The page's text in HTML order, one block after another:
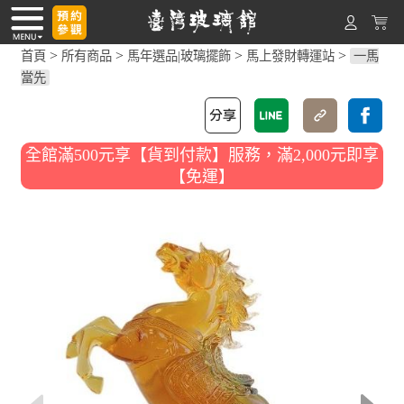
首頁 > 所有商品 > 馬年選品|玻璃擺飾 > 馬上發財轉運站 > 一馬
當先
全館滿500元享【貨到付款】服務，滿2,000元即享
【免運】